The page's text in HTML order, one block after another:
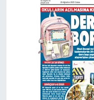
SİYASET
Teknoloji
TRABZON
TRABZONSPOR